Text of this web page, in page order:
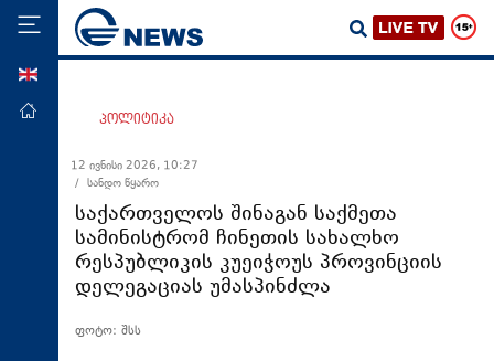
მთავარი
ეკონომიკა
მსოფლიო
ჯანდაცვა
საზოგადოება
სამართალი
პოლიტიკა
12 ივნისი 2026, 10:27
/ სანდო წყარო
საქართველოს შინაგან საქმეთა
სამინისტრომ ჩინეთის სახალხო
რესპუბლიკის კუეიჭოუს პროვინციის
დელეგაციას უმასპინძლა
ფოტო: შსს